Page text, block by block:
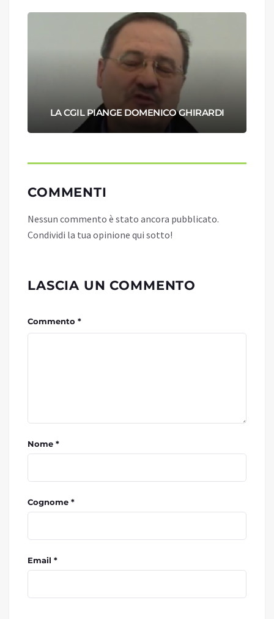
LA CGIL PIANGE DOMENICO GHIRARDI
COMMENTI
Nessun commento è stato ancora pubblicato.
Condividi la tua opinione qui sotto!
LASCIA UN COMMENTO
Commento *
Nome *
Cognome *
Email *